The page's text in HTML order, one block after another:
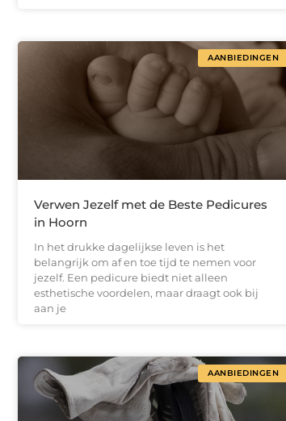
AANBIEDINGEN
Verwen Jezelf met de Beste Pedicures
in Hoorn
In het drukke dagelijkse leven is het
belangrijk om af en toe tijd te nemen voor
jezelf. Een pedicure biedt niet alleen
esthetische voordelen, maar draagt ook bij
aan je
AANBIEDINGEN